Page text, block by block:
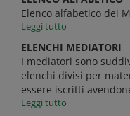
Elenco alfabetico dei
Leggi tutto
ELENCHI MEDIATORI
I mediatori sono
elenchi divisi per
essere iscritti
Leggi tutto